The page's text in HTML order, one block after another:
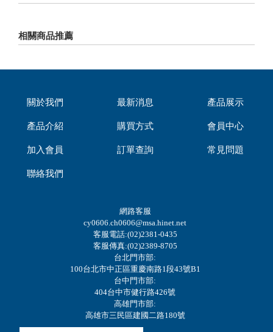
相關商品推薦
關於我們 最新消息 產品展示
產品介紹 購買方式 會員中心
加入會員 訂單查詢 常見問題
聯絡我們
網路客服
cy0606.ch0606@msa.hinet.net
客服電話:(02)2381-0435
客服傳真:(02)2389-8705
台北門市部:
100台北市中正區重慶南路1段43號B1
台中門市部:
404台中市健行路426號
高雄門市部:
高雄市三民區建國二路180號